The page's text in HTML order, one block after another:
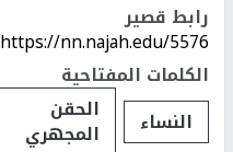
رابط قصير
https://nn.najah.edu/5576/
الكلمات المفتاحية
النساء
الحقن
المجهري